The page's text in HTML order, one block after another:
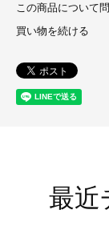
この商品について
買い物を続ける
最近